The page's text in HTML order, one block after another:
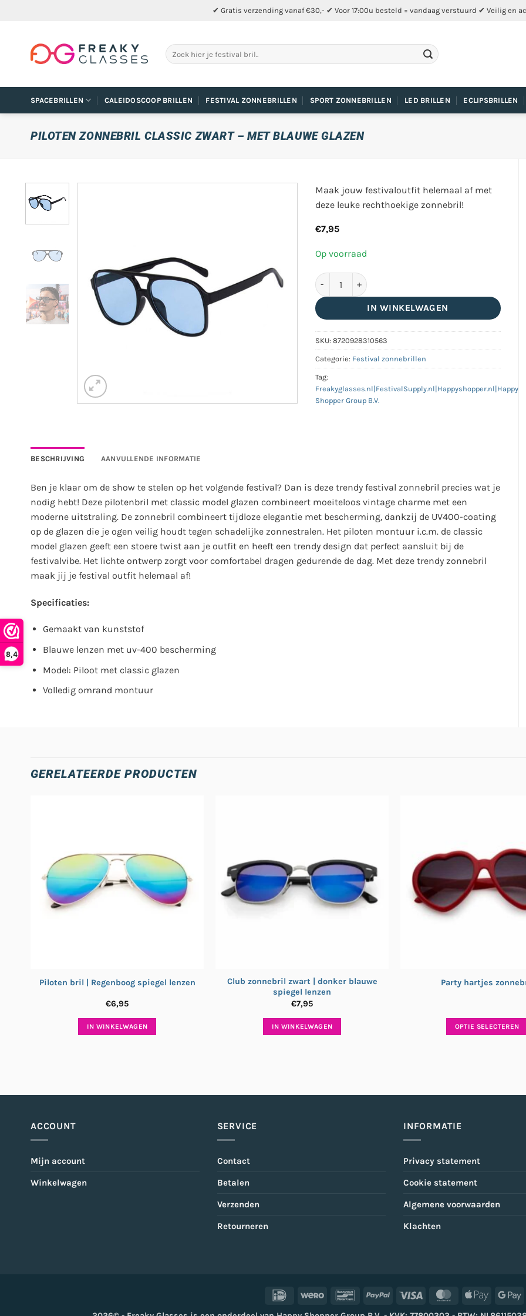
8,4
✔ Gratis verzending vanaf €30,- ✔ Voor 17:00u besteld = vandaag verstuurd ✔ Veilig en
Zoeken
naar:
SPACEBRILLEN CALEIDOSCOOP BRILLEN FESTIVAL ZONNEBRILLEN SPORT ZONNEBRILLEN LED BRILLEN ECLIPSBRILLEN
PILOTEN ZONNEBRIL CLASSIC ZWART – MET BLAUWE GLAZEN
Maak jouw festivaloutfit helemaal af met
deze leuke rechthoekige zonnebril!
€7,95
Op voorraad
Piloten zonnebril classic zwart - Met blauwe glazen
IN WINKELWAGEN
SKU: 8720928310563
Categorie: Festival zonnebrillen
Tag:
Freakyglasses.nl|FestivalSupply.nl|Happyshopper.nl|Happy
Shopper Group B.V.
BESCHRIJVING AANVULLENDE INFORMATIE
Ben je klaar om de show te stelen op het volgende festival? Dan is deze trendy festival zonnebril precies wat je
nodig hebt! Deze pilotenbril met classic model glazen combineert moeiteloos vintage charme met een
moderne uitstraling. De zonnebril combineert tijdloze elegantie met bescherming, dankzij de UV400-coating
op de glazen die je ogen veilig houdt tegen schadelijke zonnestralen. Het piloten montuur i.c.m. de classic
model glazen geeft een stoere twist aan je outfit en heeft een trendy design dat perfect aansluit bij de
festivalvibe. Het lichte ontwerp zorgt voor comfortabel dragen gedurende de dag. Met deze trendy zonnebril
maak jij je festival outfit helemaal af!
Specificaties:
Gemaakt van kunststof
Blauwe lenzen met uv-400 bescherming
Model: Piloot met classic glazen
Volledig omrand montuur
GERELATEERDE PRODUCTEN
Piloten bril | Regenboog spiegel lenzen
€6,95
IN WINKELWAGEN
Club zonnebril zwart | donker blauwe
spiegel lenzen
€7,95
IN WINKELWAGEN
Party hartjes
OPTIE SELECTEREN
ACCOUNT
Mijn account
Winkelwagen
SERVICE
Contact
Betalen
Verzenden
Retourneren
INFORMATIE
Privacy statement
Cookie statement
Algemene voorwaarden
Klachten
IDeal Wero BancontactPayPal Visa MasterCard
Apple